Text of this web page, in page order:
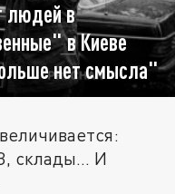
людей в
в Киеве
нет смысла"
склады... И